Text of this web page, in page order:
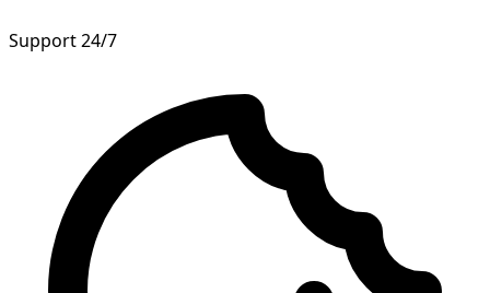
Support 24/7